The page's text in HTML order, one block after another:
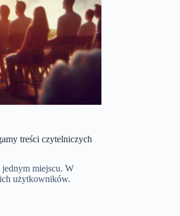
treści czytelniczych
jednym miejscu. W
użytkowników.